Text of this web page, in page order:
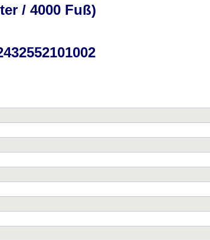
/ 4000 Fuß)